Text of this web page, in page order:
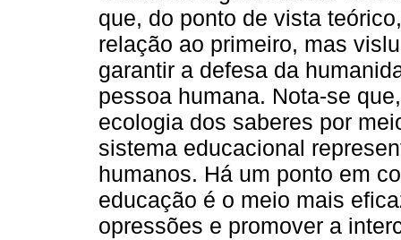
que, do ponto de vista
relação ao primeiro, mas
garantir a defesa da
pessoa humana. Nota-se
ecologia dos saberes por
sistema educacional
humanos. Há um ponto em
educação é o meio mais
opressões e promover a